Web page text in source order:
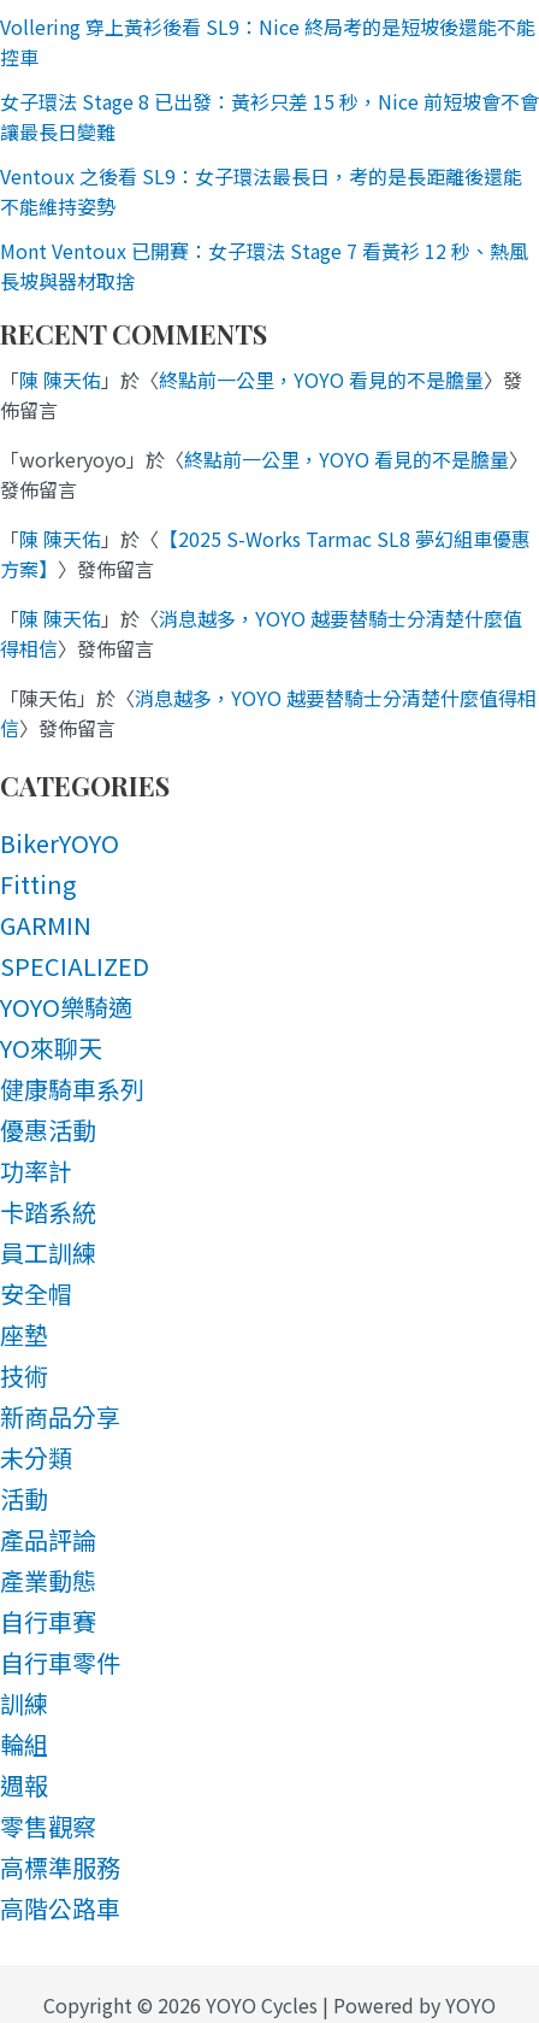
Vollering 穿上黃衫後看 SL9：Nice 終局考的是短坡後還能不能
控車
女子環法 Stage 8 已出發：黃衫只差 15 秒，Nice 前短坡會不會
讓最長日變難
Ventoux 之後看 SL9：女子環法最長日，考的是長距離後還能
不能維持姿勢
Mont Ventoux 已開賽：女子環法 Stage 7 看黃衫 12 秒、熱風
長坡與器材取捨
RECENT COMMENTS
「陳 陳天佑」於〈終點前一公里，YOYO 看見的不是膽量〉發
佈留言
「workeryoyo 」於〈終點前一公里，YOYO 看見的不是膽量〉
發佈留言
「陳 陳天佑」於〈 【2025 S-Works Tarmac SL8 夢幻組車優惠
方案】 〉發佈留言
「陳 陳天佑」於〈消息越多，YOYO 越要替騎士分清楚什麼值
得相信〉發佈留言
「陳天佑」於〈消息越多，YOYO 越要替騎士分清楚什麼值得相
信〉發佈留言
CATEGORIES
BikerYOYO
Fitting
GARMIN
SPECIALIZED
YOYO樂騎適
YO來聊天
健康騎車系列
優惠活動
功率計
卡踏系統
員工訓練
安全帽
座墊
技術
新商品分享
未分類
活動
產品評論
產業動態
自行車賽
自行車零件
訓練
輪組
週報
零售觀察
高標準服務
高階公路車
Copyright © 2026 YOYO Cycles | Powered by YOYO